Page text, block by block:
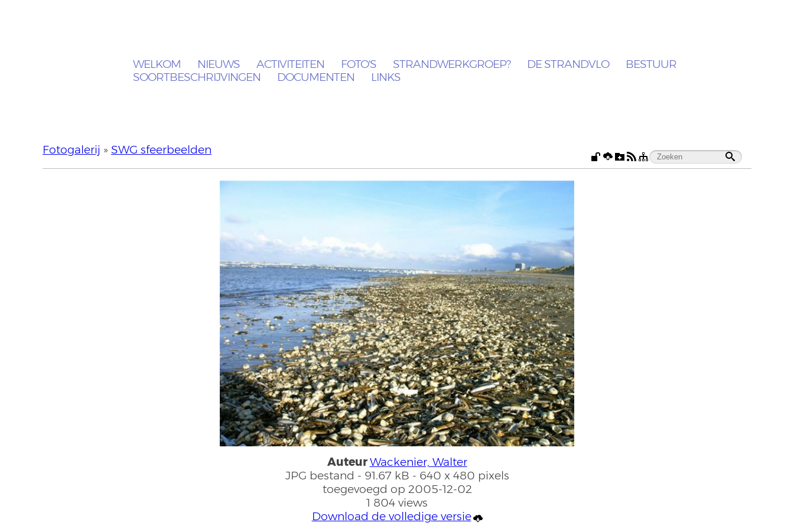
WELKOM NIEUWS ACTIVITEITEN FOTO'S STRANDWERKGROEP? DE STRANDVLO
BESTUUR
SOORTBESCHRIJVINGEN
DOCUMENTEN LINKS
Fotogalerij » SWG sfeerbeelden
AuteurWackenier, Walter
JPG bestand - 91.67 kB - 640 x 480 pixels
toegevoegd op 2005-12-02
1 804 views
Download de volledige versie